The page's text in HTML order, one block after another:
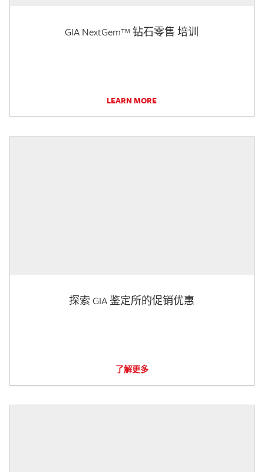
GIA NextGem™ 钻石零售 培训
LEARN MORE
探索 GIA 鉴定所的促销优惠
了解更多